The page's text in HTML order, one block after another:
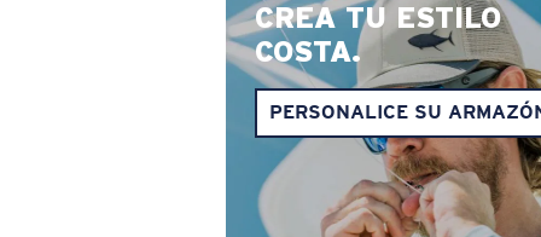
CREA TU ESTILO
COSTA.
PERSONALICE SU